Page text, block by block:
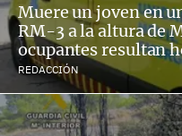
Muere un joven en
RM-3 a la altura de
ocupantes resultan
REDACCIÓN